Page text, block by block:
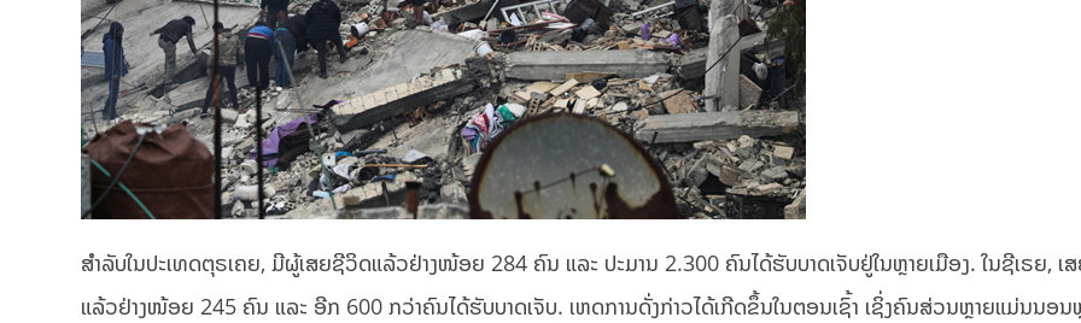
ສຳລັບໃນປະເທດຕຸຣເຄຍ, ມີຜູ້ເສຍຊີວິດແລ້ວຢ່າງໜ້ອຍ 284 ຄົນ ແລະ ປະມານ 2.300 ຄົນໄດ້ຮັບບາດເຈັບຢູ່ໃນຫຼາຍເມືອງ. ​ໃນ​ຊີ​ເຣຍ, ເ
ແລ້ວ​ຢ່າງ​ໜ້ອຍ 245 ຄົນ​ ​ແລະ ອີກ 600 ກວ່າ​ຄົນ​ໄດ້​ຮັບ​ບາດ​ເຈັບ. ເຫດການ​ດັ່ງກ່າວ​ໄດ້​ເກີດ​ຂຶ້ນ​ໃນ​ຕອນ​ເຊົ້າ ເຊິ່ງຄົນສ່ວນຫຼາຍແມ່ນນອນ